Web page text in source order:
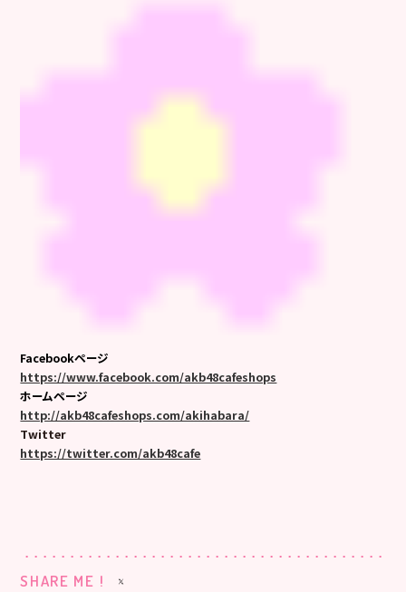
Facebookページ
https://www.facebook.com/akb48cafeshops
ホームページ
http://akb48cafeshops.com/akihabara/
Twitter
https://twitter.com/akb48cafe
SHARE ME !